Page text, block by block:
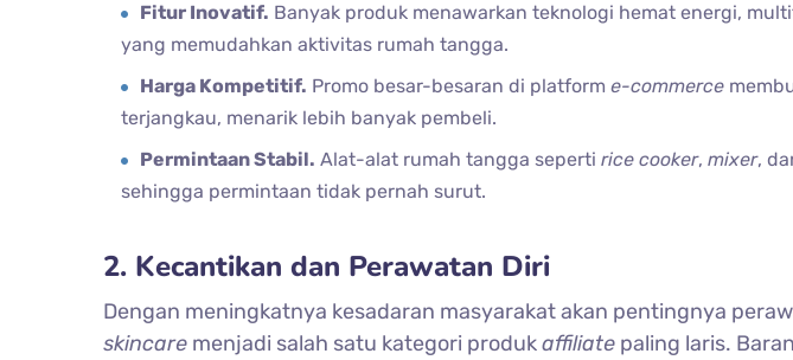
Fitur Inovatif. Banyak produk menawarkan teknologi hemat energi,
yang memudahkan aktivitas rumah tangga.
Harga Kompetitif. Promo besar-besaran di platform e-commerce
terjangkau, menarik lebih banyak pembeli.
Permintaan Stabil. Alat-alat rumah tangga seperti rice cooker, mixer,
sehingga permintaan tidak pernah surut.
2. Kecantikan dan Perawatan Diri
Dengan meningkatnya kesadaran masyarakat akan pentingnya
skincare menjadi salah satu kategori produkaffiliate paling laris.